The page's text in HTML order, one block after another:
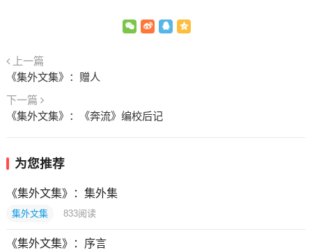
上一篇
《集外文集》：赠人
下一篇
《集外文集》：《奔流》编校后记
为您推荐
《集外文集》：集外集
集外文集 833阅读
《集外文集》：序言